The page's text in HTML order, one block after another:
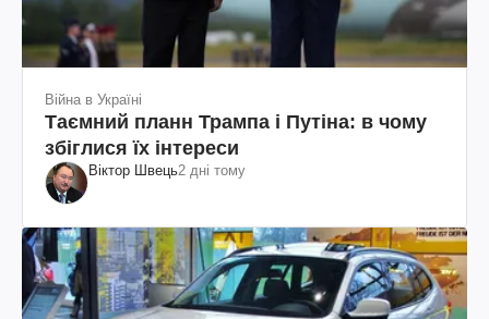
Війна в Україні
Таємний планн Трампа і Путіна: в чому
збіглися їх інтереси
Віктор Швець2 дні тому